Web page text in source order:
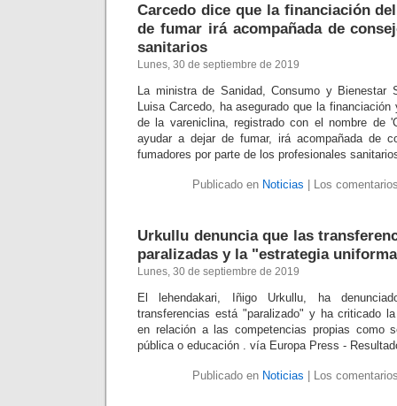
Carcedo dice que la financiación
de fumar irá acompañada de
sanitarios
Lunes, 30 de septiembre de 2019
La ministra de Sanidad, Consumo y Bienestar
Luisa Carcedo, ha asegurado que la
de la vareniclina, registrado con el nombre de
ayudar a dejar de fumar, irá acompañada de
fumadores por parte de los profesionales
Publicado en Noticias Los
Urkullu denuncia que las
paralizadas y la "estrategia
Lunes, 30 de septiembre de 2019
El lehendakari, Iñigo Urkullu, ha
transferencias está "paralizado" y ha criticado
en relación a las competencias propias como
pública o educación . vía Europa Press -
Publicado en Noticias Los